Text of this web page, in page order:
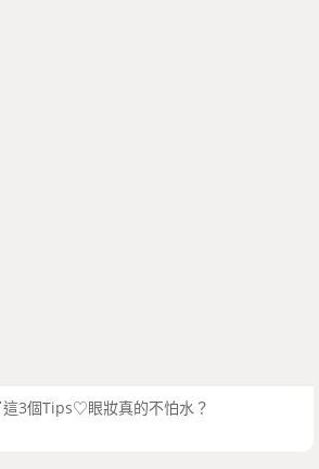
這3個Tips♡眼妝真的不怕水？